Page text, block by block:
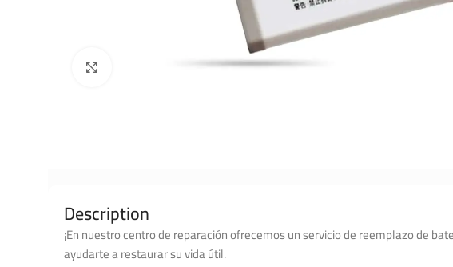
Description
¡En nuestro centro de reparación ofrecemos un servicio de reemplazo de
ayudarte a restaurar su vida útil.